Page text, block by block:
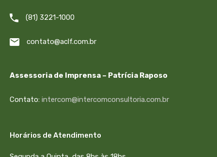
(81) 3221-1000
contato@aclf.com.br
Assessoria de Imprensa – Patrícia Raposo
Contato: intercom@intercomconsultoria.com.br
Horários de Atendimento